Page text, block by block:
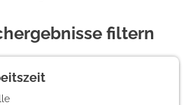
filtern